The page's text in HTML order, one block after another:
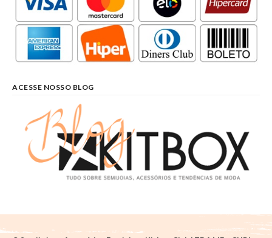
ACESSE NOSSO BLOG